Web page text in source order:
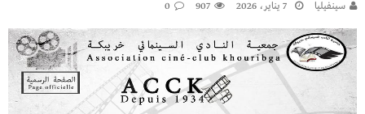
سينفيليا 7 يناير، 2026 907
0